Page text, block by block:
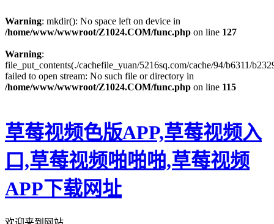
Warning: mkdir(): No space left on device in
/home/www/wwwroot/Z1024.COM/func.php on line 127
Warning:
file_put_contents(./cachefile_yuan/5216sq.com/cache/94/b6311/
failed to open stream: No such file or directory in
/home/www/wwwroot/Z1024.COM/func.php on line 115
草莓视频色版APP,草莓视频入
口,草莓视频啪啪啪,草莓视频
APP下载网址